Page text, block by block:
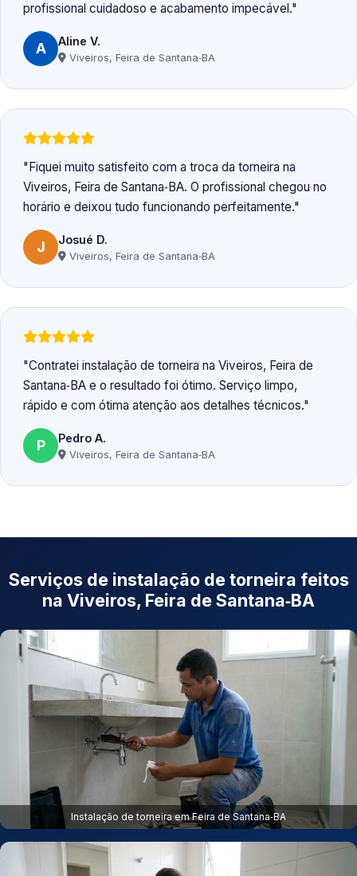
profissional cuidadoso e acabamento impecável.
A Aline V.
Viveiros, Feira de Santana‑BA
Fiquei muito satisfeito com a troca da torneira na
Viveiros, Feira de Santana‑BA. O profissional chegou no
horário e deixou tudo funcionando perfeitamente.
J Josué D.
Viveiros, Feira de Santana‑BA
Contratei instalação de torneira na Viveiros, Feira de
Santana‑BA e o resultado foi ótimo. Serviço limpo,
rápido e com ótima atenção aos detalhes técnicos.
P Pedro A.
Viveiros, Feira de Santana‑BA
Serviços de instalação de torneira feitos
na Viveiros, Feira de Santana‑BA
Instalação de torneira em Feira de Santana‑BA